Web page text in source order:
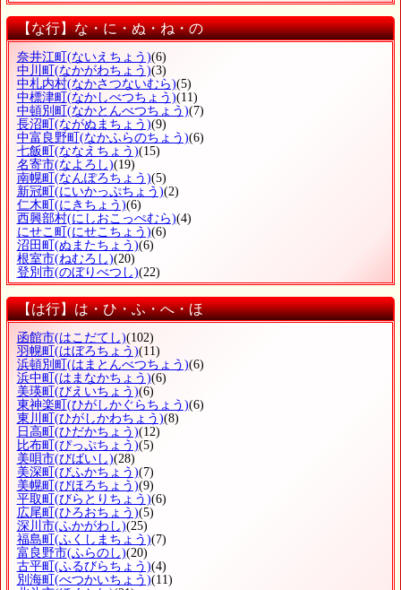
【な行】な・に・ぬ・ね・の
奈井江町 (ないえちょう)(6)
中川町 (なかがわちょう)(3)
中札内村(なかさつないむら)(5)
中標津町 (なかしべつちょう)(11)
中頓別町 (なかとんべつちょう)(7)
長沼町 (ながぬまちょう)(9)
中富良野町 (なかふらのちょう)(6)
七飯町 (ななえちょう)(15)
名寄市(なよろし)(19)
南幌町 (なんぽろちょう)(5)
新冠町 (にいかっぷちょう)(2)
仁木町 (にきちょう)(6)
西興部村(にしおこっぺむら)(4)
にせこ町 (にせこちょう)(6)
沼田町 (ぬまたちょう)(6)
根室市(ねむろし)(20)
登別市(のぼりべつし)(22)
【は行】は・ひ・ふ・へ・ほ
函館市(はこだてし)(102)
羽幌町(はぼろちょう)(11)
浜頓別町(はまとんべつちょう)(6)
浜中町(はまなかちょう)(6)
美瑛町(びえいちょう)(6)
東神楽町(ひがしかぐらちょう)(6)
東川町(ひがしかわちょう)(8)
日高町(ひだかちょう)(12)
比布町(ぴっぷちょう)(5)
美唄市(びばいし)(28)
美深町(びふかちょう)(7)
美幌町(びほろちょう)(9)
平取町(びらとりちょう)(6)
広尾町(ひろおちょう)(5)
深川市(ふかがわし)(25)
福島町(ふくしまちょう)(7)
富良野市(ふらのし)(20)
古平町(ふるびらちょう)(4)
別海町(べつかいちょう)(11)